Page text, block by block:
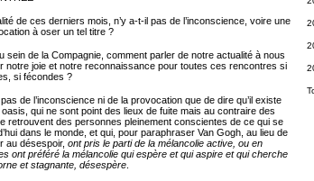
de ces derniers mois, n’y a-t-il pas de l’inconscience, voire une
à oser un tel titre ?
sein de la Compagnie, comment parler de notre actualité à nous
notre joie et notre reconnaissance pour toutes ces rencontres si
si fécondes ?
de l’inconscience ni de la provocation que de dire qu’il existe
qui ne sont point des lieux de fuite mais au contraire des
retrouvent des personnes pleinement conscientes de ce qui se
dans le monde, et qui, pour paraphraser Van Gogh, au lieu de
au désespoir, ont pris le parti de la mélancolie active, ou en
ont préféré la mélancolie qui espère et qui aspire et qui cherche
et stagnante, désespère.